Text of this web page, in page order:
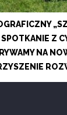
Z
NA